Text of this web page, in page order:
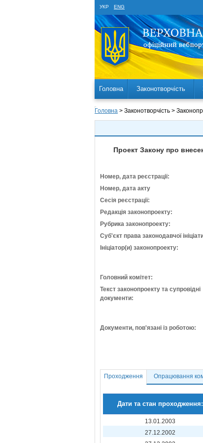
УКР ENG
Головна Законотворчість
Головна > Законотворчість >
Проект Закону про
Номер, дата реєстрації:
Номер, дата акту
Сесія реєстрації:
Редакція законопроекту:
Рубрика законопроекту:
Суб'єкт права законодавчої
Ініціатор(и) законопроекту:
Головний комітет:
Текст законопроекту та супровідні
документи:
Документи, пов'язані із роботою:
Проходження Опрацювання
Дати та стан проходження:
13.01.2003
27.12.2002